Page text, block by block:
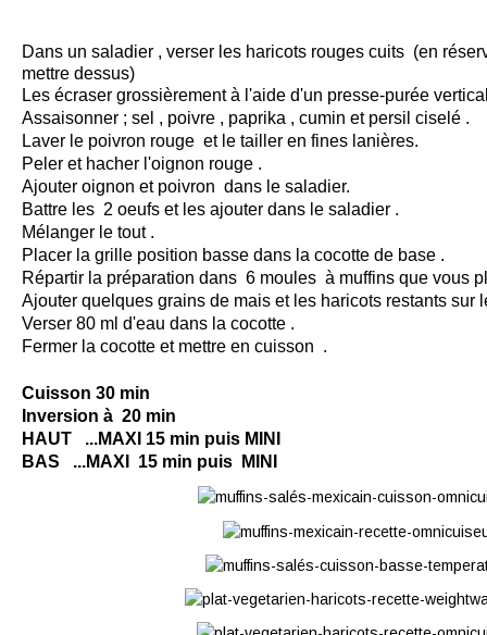
Dans un saladier , verser les haricots rouges cuits (en
mettre dessus)
Les écraser grossièrement à l'aide d'un presse-purée
Assaisonner ; sel , poivre , paprika , cumin et persil ciselé .
Laver le poivron rouge et le tailler en fines lanières.
Peler et hacher l'oignon rouge .
Ajouter oignon et poivron dans le saladier.
Battre les 2 oeufs et les ajouter dans le saladier .
Mélanger le tout .
Placer la grille position basse dans la cocotte de base .
Répartir la préparation dans 6 moules à muffins que vous
Ajouter quelques grains de mais et les haricots restants sur
Verser 80 ml d'eau dans la cocotte .
Fermer la cocotte et mettre en cuisson .
Cuisson 30 min
Inversion à 20 min
HAUT ...MAXI 15 min puis MINI
BAS ...MAXI 15 min puis MINI